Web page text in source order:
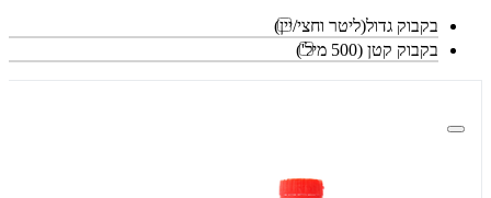
בקבוק גדול(ליטר וחצי/יין)
בקבוק קטן (500 מיל')